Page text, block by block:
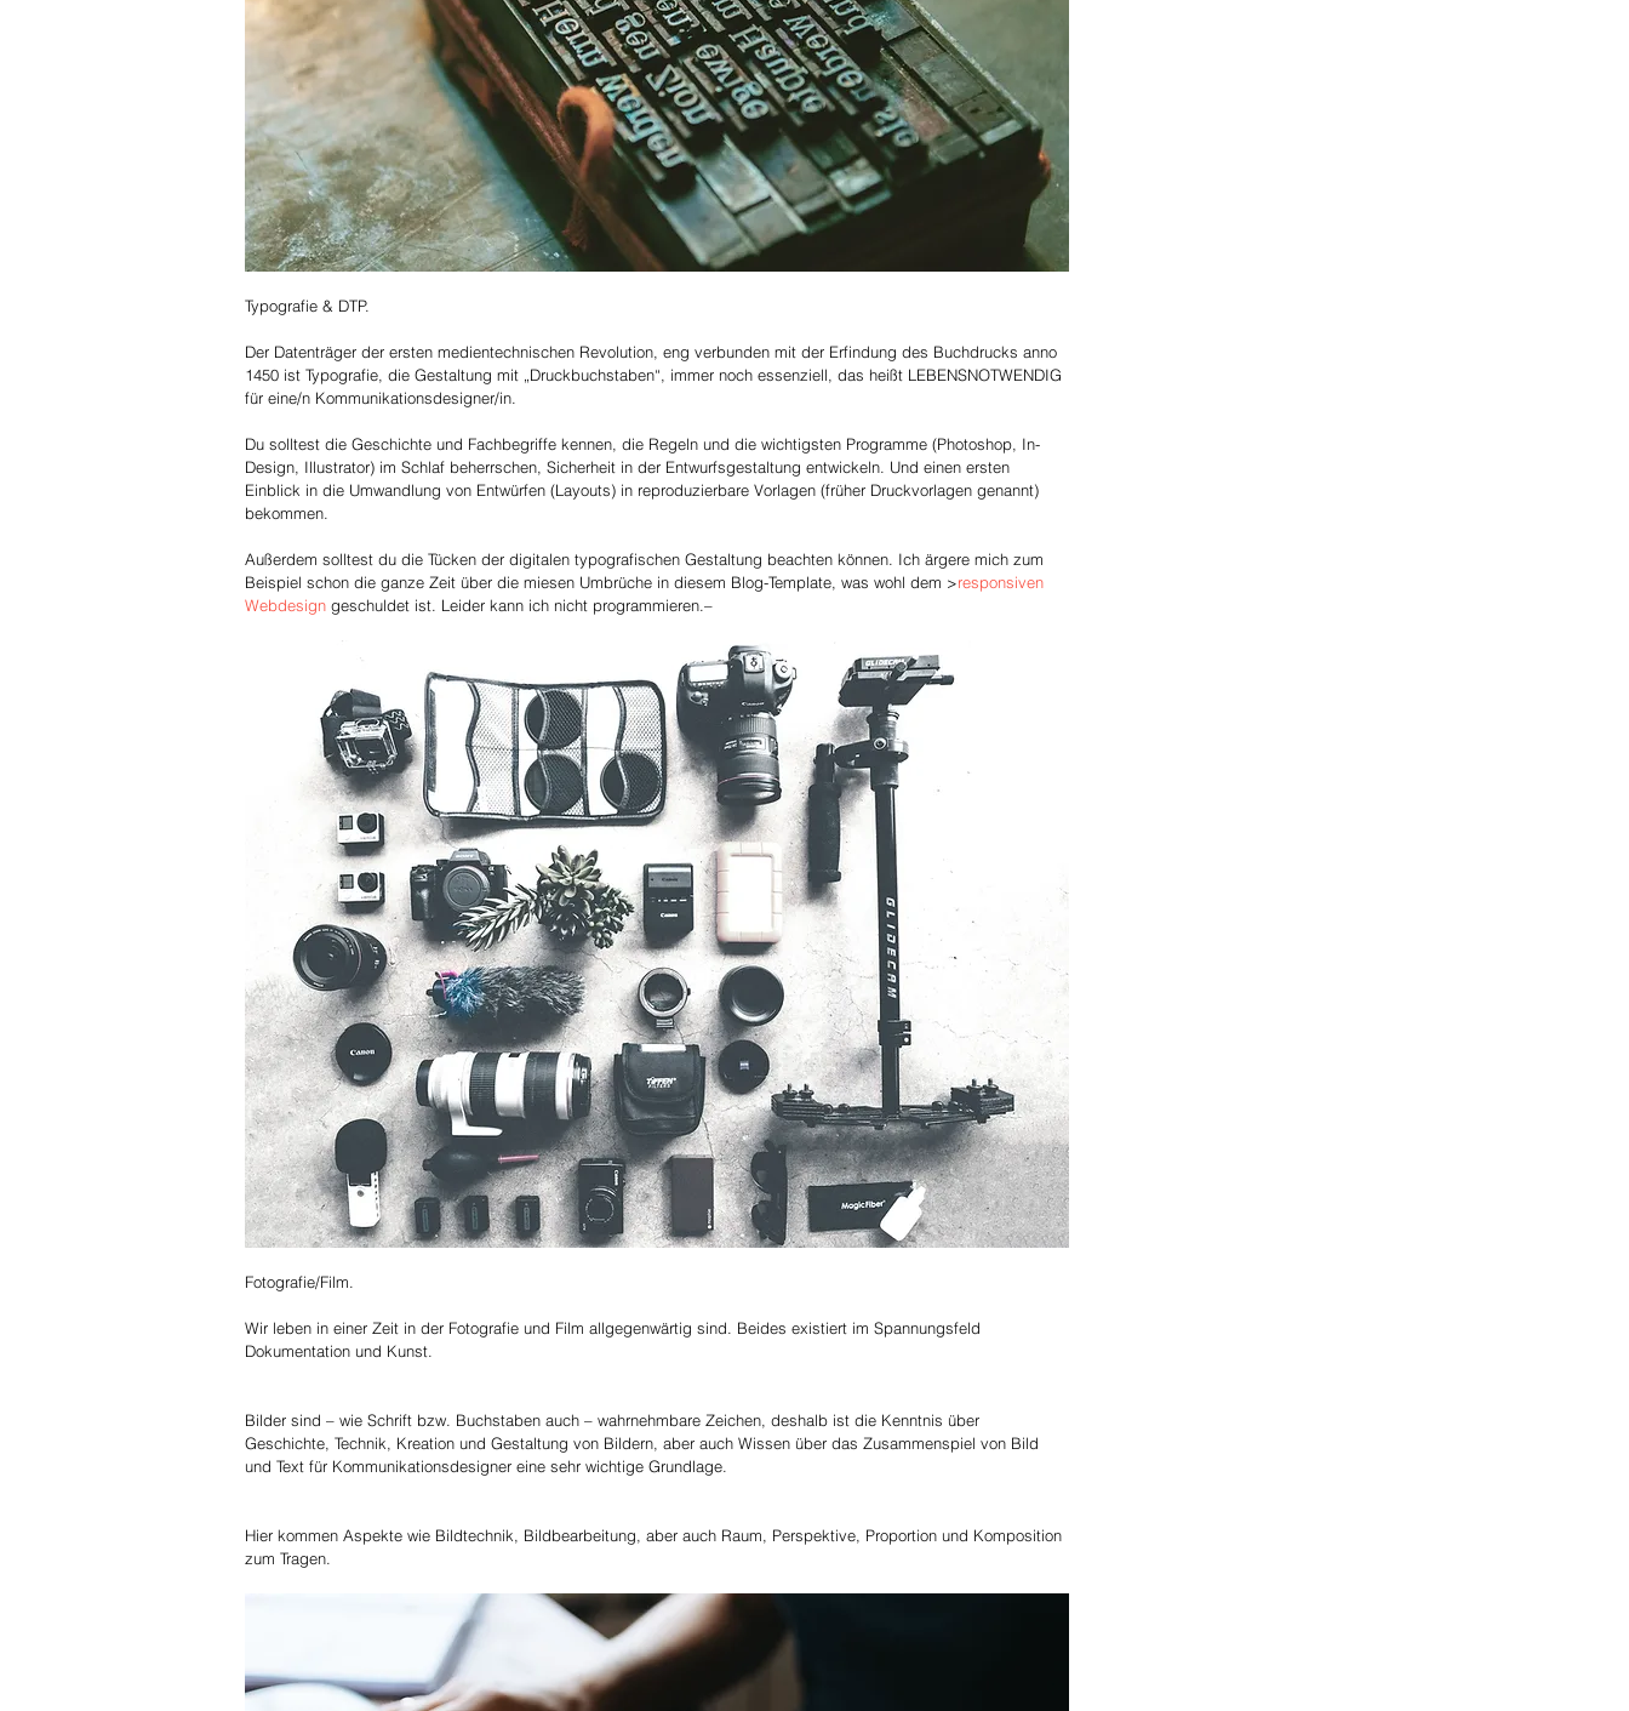
Typografie & DTP.
Der Datenträger der ersten medientechnischen Revolution, eng verbunden mit der Erfindung des Buchdrucks anno
1450 ist Typografie, die Gestaltung mit „Druckbuchstaben“, immer noch essenziell, das heißt LEBENSNOTWENDIG
für eine/n Kommunikationsdesigner/in.
Du solltest die Geschichte und Fachbegriffe kennen, die Regeln und die wichtigsten Programme (Photoshop, In-
Design, Illustrator) im Schlaf beherrschen, Sicherheit in der Entwurfsgestaltung entwickeln. Und einen ersten
Einblick in die Umwandlung von Entwürfen (Layouts) in reproduzierbare Vorlagen (früher Druckvorlagen genannt)
bekommen.
Außerdem solltest du die Tücken der digitalen typografischen Gestaltung beachten können. Ich ärgere mich zum
Beispiel schon die ganze Zeit über die miesen Umbrüche in diesem Blog-Template, was wohl dem >responsiven
Webdesign geschuldet ist. Leider kann ich nicht programmieren.–
Fotografie/Film.
Wir leben in einer Zeit in der Fotografie und Film allgegenwärtig sind. Beides existiert im Spannungsfeld
Dokumentation und Kunst.
Bilder sind – wie Schrift bzw. Buchstaben auch – wahrnehmbare Zeichen, deshalb ist die Kenntnis über
Geschichte, Technik, Kreation und Gestaltung von Bildern, aber auch Wissen über das Zusammenspiel von Bild
und Text für Kommunikationsdesigner eine sehr wichtige Grundlage.
Hier kommen Aspekte wie Bildtechnik, Bildbearbeitung, aber auch Raum, Perspektive, Proportion und Komposition
zum Tragen.